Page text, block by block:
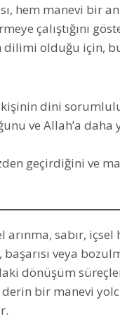
hem manevi bir
çalıştığını
dilimi olduğu için,
dini
ve Allah’a daha
geçirdiğini ve
sabır, içsel
veya
dönüşüm
bir manevi